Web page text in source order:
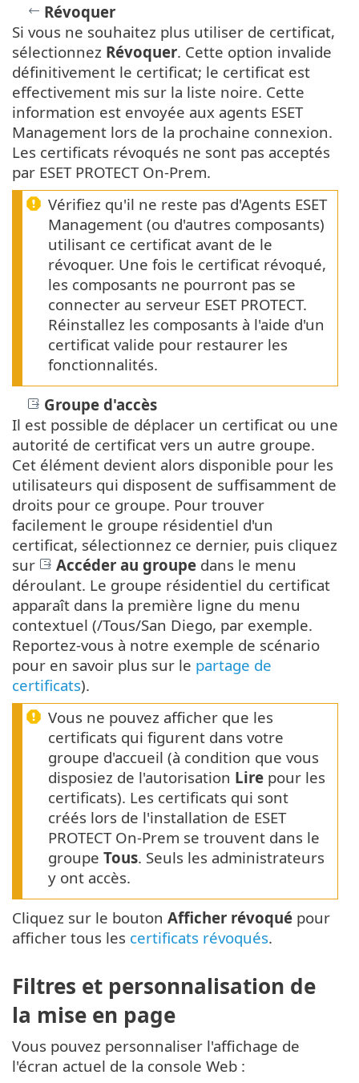
Révoquer
Si vous ne souhaitez plus utiliser de certificat,
sélectionnez Révoquer. Cette option invalide
définitivement le certificat; le certificat est
effectivement mis sur la liste noire. Cette
information est envoyée aux agents ESET
Management lors de la prochaine connexion.
Les certificats révoqués ne sont pas acceptés
par ESET PROTECT On-Prem.
Vérifiez qu'il ne reste pas d'Agents ESET
Management (ou d'autres composants)
utilisant ce certificat avant de le
révoquer. Une fois le certificat révoqué,
les composants ne pourront pas se
connecter au serveur ESET PROTECT.
Réinstallez les composants à l'aide d'un
certificat valide pour restaurer les
fonctionnalités.
Groupe d'accès
Il est possible de déplacer un certificat ou une
autorité de certificat vers un autre groupe.
Cet élément devient alors disponible pour les
utilisateurs qui disposent de suffisamment de
droits pour ce groupe. Pour trouver
facilement le groupe résidentiel d'un
certificat, sélectionnez ce dernier, puis cliquez
sur
Accéder au groupe dans le menu
déroulant. Le groupe résidentiel du certificat
apparaît dans la première ligne du menu
contextuel (/Tous/San Diego, par exemple.
Reportez-vous à notre exemple de scénario
pour en savoir plus sur le partage de
certificats).
Vous ne pouvez afficher que les
certificats qui figurent dans votre
groupe d'accueil (à condition que vous
disposiez de l'autorisation Lire pour les
certificats). Les certificats qui sont
créés lors de l'installation de ESET
PROTECT On-Prem se trouvent dans le
groupe Tous. Seuls les administrateurs
y ont accès.
Cliquez sur le bouton Afficher révoqué pour
afficher tous les certificats révoqués.
Filtres et personnalisation de
la mise en page
Vous pouvez personnaliser l'affichage de
l'écran actuel de la console Web :